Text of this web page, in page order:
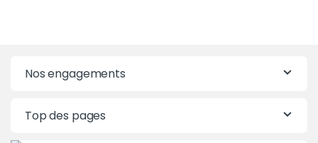
Nos engagements
Top des pages